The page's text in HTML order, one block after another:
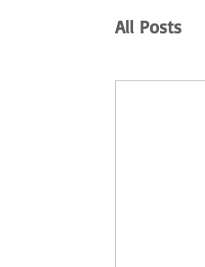
All Posts